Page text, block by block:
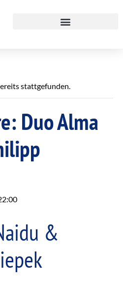
stattgefunden.
Duo Alma
&